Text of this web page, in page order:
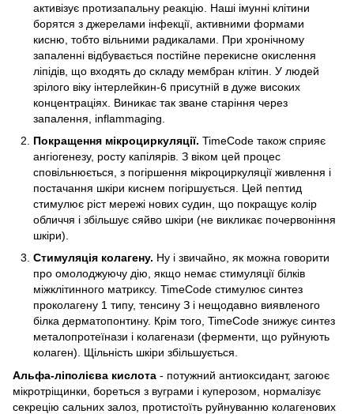
активізує протизапальну реакцію. Наші імунні клітини
борятся з джерелами інфекції, активними формами
кисню, тобто вільними радикалами. При хронічному
запаленні відбувається постійне перекисне окислення
ліпідів, що входять до складу мембран клітин. У людей
зрілого віку інтерлейкин-6 присутній в дуже високих
концентраціях. Виникає так зване старіння через
запалення, inflammaging.
Покращення мікроциркуляції. TimeCode також сприяє
ангіогенезу, росту капілярів. З віком цей процес
сповільнюється, з погіршення мікроциркуляції живлення і
постачання шкіри киснем погіршується. Цей пептид
стимулює ріст мережі нових судин, що покращує колір
обличчя і збільшує сяйво шкіри (не викликає почервоніння
шкіри).
Стимуляція колагену. Ну і звичайно, як можна говорити
про омолоджуючу дію, якщо немає стимуляції білків
міжклітинного матриксу. TimeCode стимулює синтез
проколагену 1 типу, тенсину З і нещодавно виявленого
білка дерматопонтину. Крім того, TimeCode знижує синтез
металопротеїнази і колагенази (ферменти, що руйнують
колаген). Щільність шкіри збільшується.
Альфа-ліполієва кислота - потужний антиоксидант, загоює
мікротріщинки, бореться з вуграми і куперозом, нормалізує
секрецію сальних залоз, протистоїть руйнуванню колагенових